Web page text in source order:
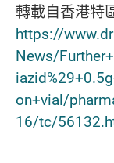
轉載自香港特
https://
News/
on+vial/
16/tc/